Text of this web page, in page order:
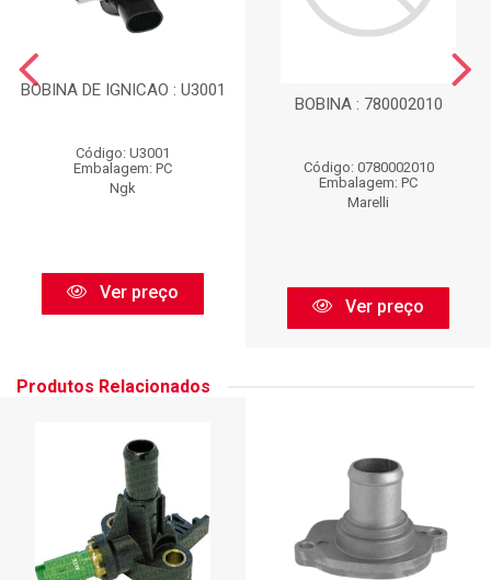
BOBINA DE IGNICAO : U3001
Código: U3001
Embalagem: PC
Ngk
Ver preço
BOBINA : 780002010
Código: 0780002010
Embalagem: PC
Marelli
Ver preço
Produtos Relacionados